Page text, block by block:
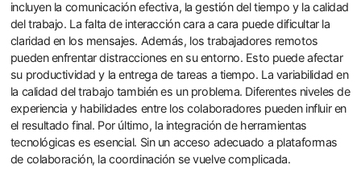
incluyen la comunicación efectiva, la gestión del tiempo y la calidad
del trabajo. La falta de interacción cara a cara puede dificultar la
claridad en los mensajes. Además, los trabajadores remotos
pueden enfrentar distracciones en su entorno. Esto puede afectar
su productividad y la entrega de tareas a tiempo. La variabilidad en
la calidad del trabajo también es un problema. Diferentes niveles de
experiencia y habilidades entre los colaboradores pueden influir en
el resultado final. Por último, la integración de herramientas
tecnológicas es esencial. Sin un acceso adecuado a plataformas
de colaboración, la coordinación se vuelve complicada.